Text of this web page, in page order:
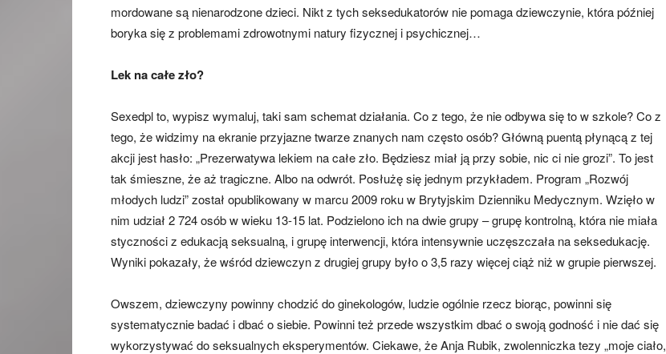
mordowane są nienarodzone dzieci. Nikt z tych seksedukatorów nie pomaga dziewczynie, która później
boryka się z problemami zdrowotnymi natury fizycznej i psychicznej…
Lek na całe zło?
Sexedpl to, wypisz wymaluj, taki sam schemat działania. Co z tego, że nie odbywa się to w szkole? Co z
tego, że widzimy na ekranie przyjazne twarze znanych nam często osób? Główną puentą płynącą z tej
akcji jest hasło: „Prezerwatywa lekiem na całe zło. Będziesz miał ją przy sobie, nic ci nie grozi”. To jest
tak śmieszne, że aż tragiczne. Albo na odwrót. Posłużę się jednym przykładem. Program „Rozwój
młodych ludzi” został opublikowany w marcu 2009 roku w Brytyjskim Dzienniku Medycznym. Wzięło w
nim udział 2 724 osób w wieku 13-15 lat. Podzielono ich na dwie grupy – grupę kontrolną, która nie miała
styczności z edukacją seksualną, i grupę interwencji, która intensywnie uczęszczała na seksedukację.
Wyniki pokazały, że wśród dziewczyn z drugiej grupy było o 3,5 razy więcej ciąż niż w grupie pierwszej.
Owszem, dziewczyny powinny chodzić do ginekologów, ludzie ogólnie rzecz biorąc, powinni się
systematycznie badać i dbać o siebie. Powinni też przede wszystkim dbać o swoją godność i nie dać się
wykorzystywać do seksualnych eksperymentów. Ciekawe, że Anja Rubik, zwolenniczka tezy „moje ciało,